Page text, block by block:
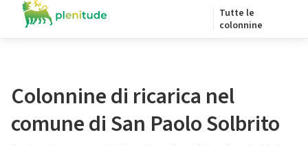
Tutte le
colonnine
Colonnine di ricarica nel
comune di San Paolo Solbrito